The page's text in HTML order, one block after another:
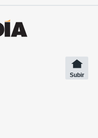
Subir